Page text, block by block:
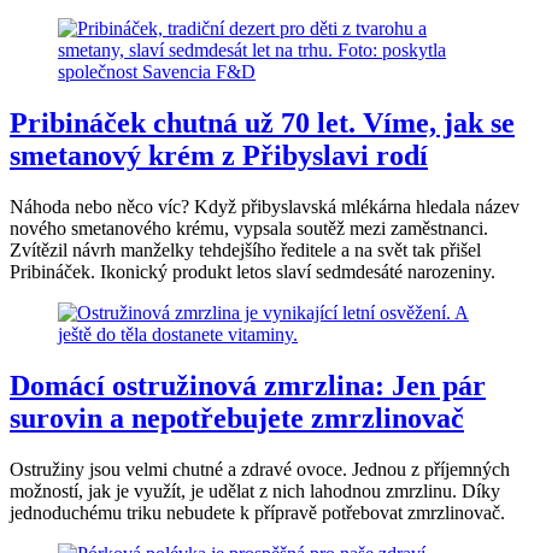
Pribináček chutná už 70 let. Víme, jak se
smetanový krém z Přibyslavi rodí
Náhoda nebo něco víc? Když přibyslavská mlékárna hledala název
nového smetanového krému, vypsala soutěž mezi zaměstnanci.
Zvítězil návrh manželky tehdejšího ředitele a na svět tak přišel
Pribináček. Ikonický produkt letos slaví sedmdesáté narozeniny.
Domácí ostružinová zmrzlina: Jen pár
surovin a nepotřebujete zmrzlinovač
Ostružiny jsou velmi chutné a zdravé ovoce. Jednou z příjemných
možností, jak je využít, je udělat z nich lahodnou zmrzlinu. Díky
jednoduchému triku nebudete k přípravě potřebovat zmrzlinovač.